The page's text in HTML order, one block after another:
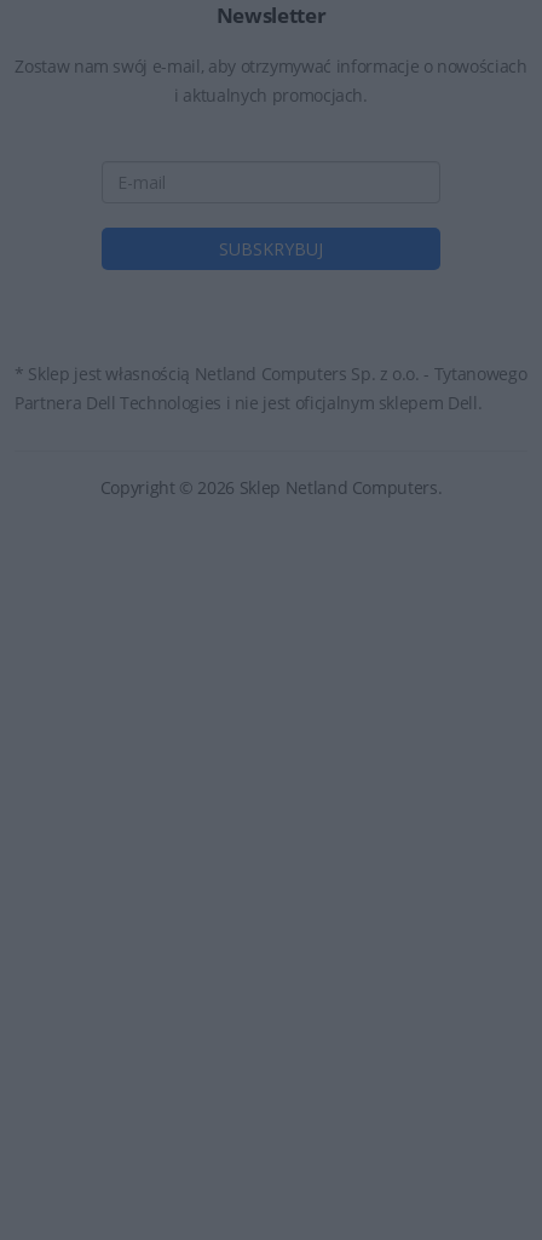
Newsletter
Zostaw nam swój e-mail, aby otrzymywać informacje o nowościach
i aktualnych promocjach.
* Sklep jest własnością Netland Computers Sp. z o.o. - Tytanowego
Partnera Dell Technologies i nie jest oficjalnym sklepem Dell.
Copyright © 2026 Sklep Netland Computers.